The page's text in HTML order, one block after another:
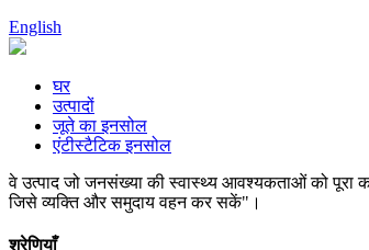
English
घर
उत्पादों
जूते का इनसोल
एंटीस्टैटिक इनसोल
वे उत्पाद जो जनसंख्या की स्वास्थ्य आवश्यकताओं को पूरा
जिसे व्यक्ति और समुदाय वहन कर सकें"।
श्रेणियाँ